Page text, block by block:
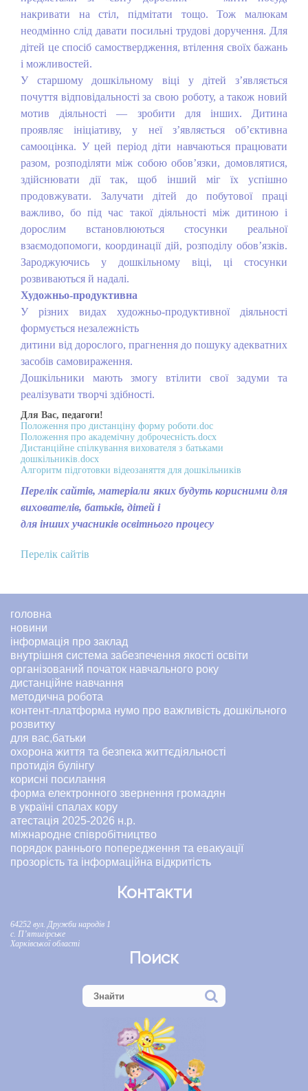
накривати на стіл, підмітати тощо. Тож малюкам
неодмінно слід давати посильні трудові доручення. Для
дітей це спосіб самоствердження, втілення своїх бажань
і можливостей.
У старшому дошкільному віці у дітей з’являється
почуття відповідальності за свою роботу, а також новий
мотив діяльності — зробити для інших. Дитина
проявляє ініціативу, у неї з’являється об’єктивна
самооцінка. У цей період діти навчаються працювати
разом, розподіляти між собою обов’язки, домовлятися,
здійснювати дії так, щоб інший міг їх успішно
продовжувати. Залучати дітей до побутової праці
важливо, бо під час такої діяльності між дитиною і
дорослим встановлюються стосунки реальної
взаємодопомоги, координації дій, розподілу обов’язків.
Зароджуючись у дошкільному віці, ці стосунки
розвиваються й надалі.
Художньо-продуктивна
У різних видах художньо-продуктивної діяльності
формується незалежність
дитини від дорослого, прагнення до пошуку адекватних
засобів самовираження.
Дошкільники мають змогу втілити свої задуми та
реалізувати творчі здібності.
Для Вас, педагоги!
Положення про дистанціну форму роботи.doc
Положення про академічну доброчесність.docx
Дистанційне спілкування вихователя з батьками
дошкільників.docx
Алгоритм підготовки відеозаняття для дошкільників
Перелік сайтів, матеріали яких будуть корисними для
вихователів, батьків, дітей і
для інших учасників освітнього процесу
Перелік сайтів
головна
новини
інформація про заклад
внутрішня система забезпечення якості освіти
організований початок навчального року
дистанційне навчання
методична робота
контент-платформа нумо про важливість дошкільного
розвитку
для вас,батьки
охорона життя та безпека життєдіяльності
протидія булінгу
корисні посилання
форма електронного звернення громадян
в україні спалах кору
атестація 2025-2026 н.р.
міжнародне співробітництво
порядок раннього попередження та евакуації
прозорість та інформаційна відкритість
Контакти
64252 вул. Дружби народів 1
с. П’ятигірське
Харківської області
Поиск